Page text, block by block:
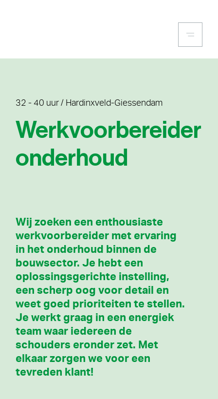
32 - 40 uur / Hardinxveld-Giessendam
Werkvoorbereider
onderhoud
Wij zoeken een enthousiaste
werkvoorbereider met ervaring
in het onderhoud binnen de
bouwsector. Je hebt een
oplossingsgerichte instelling,
een scherp oog voor detail en
weet goed prioriteiten te stellen.
Je werkt graag in een energiek
team waar iedereen de
schouders eronder zet. Met
elkaar zorgen we voor een
tevreden klant!